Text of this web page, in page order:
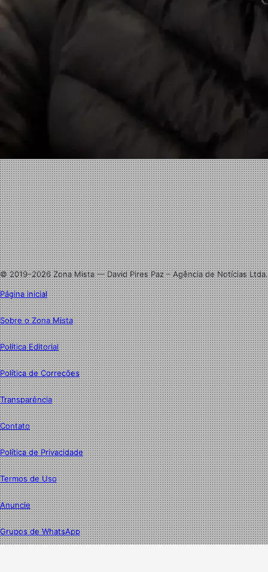
Facebook
X
Linkedin
Instagram
© 2019–2026 Zona Mista — David Pires Paz – Agência de Notícias Ltda.
Página inicial
Sobre o Zona Mista
Política Editorial
Política de Correções
Transparência
Contato
Política de Privacidade
Termos de Uso
Anuncie
Grupos de WhatsApp